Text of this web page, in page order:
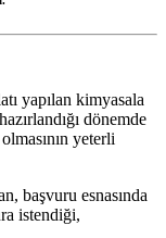
yapılan kimyasala
dönemde
yeterli
başvuru esnasında
istendiği,